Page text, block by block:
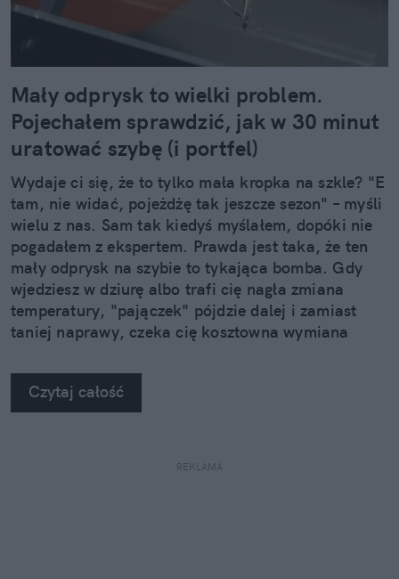
Mały odprysk to wielki problem.
Pojechałem sprawdzić, jak w 30 minut
uratować szybę (i portfel)
Wydaje ci się, że to tylko mała kropka na szkle? "E
tam, nie widać, pojeżdżę tak jeszcze sezon" – myśli
wielu z nas. Sam tak kiedyś myślałem, dopóki nie
pogadałem z ekspertem. Prawda jest taka, że ten
mały odprysk na szybie to tykająca bomba. Gdy
wjedziesz w dziurę albo trafi cię nagła zmiana
temperatury, "pajączek" pójdzie dalej i zamiast
taniej naprawy, czeka cię kosztowna wymiana
na własne oczy zobaczyć, jak profesjonaliści radzą
sobie z takimi uszkodzeniami.
Czytaj całość
REKLAMA